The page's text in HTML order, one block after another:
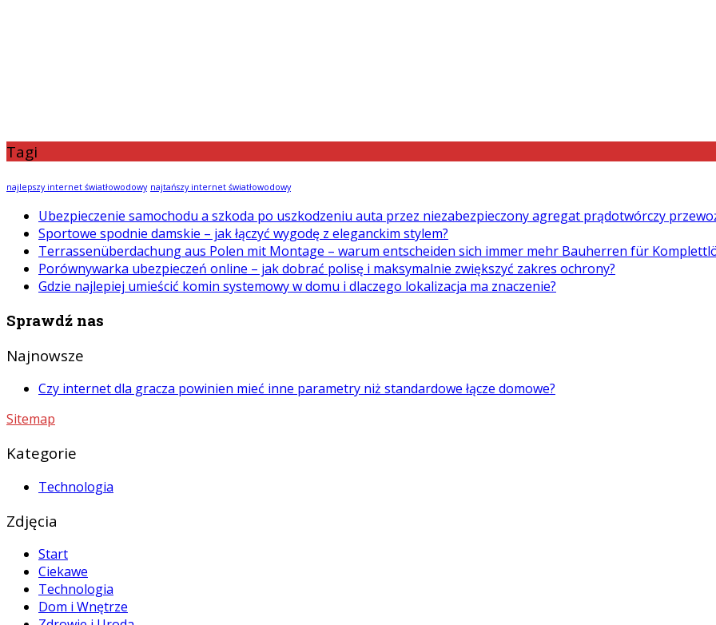
Tagi
najlepszy internet światłowodowy najtańszy internet światłowodowy
Ubezpieczenie samochodu a szkoda po uszkodzeniu auta przez niezabezpieczony agregat prądotwórczy
Sportowe spodnie damskie – jak łączyć wygodę z eleganckim stylem?
Terrassenüberdachung aus Polen mit Montage – warum entscheiden sich immer mehr Bauherren für
Porównywarka ubezpieczeń online – jak dobrać polisę i maksymalnie zwiększyć zakres ochrony?
Gdzie najlepiej umieścić komin systemowy w domu i dlaczego lokalizacja ma znaczenie?
Sprawdź nas
Najnowsze
Czy internet dla gracza powinien mieć inne parametry niż standardowe łącze domowe?
Sitemap
Kategorie
Technologia
Zdjęcia
Start
Ciekawe
Technologia
Dom i Wnętrze